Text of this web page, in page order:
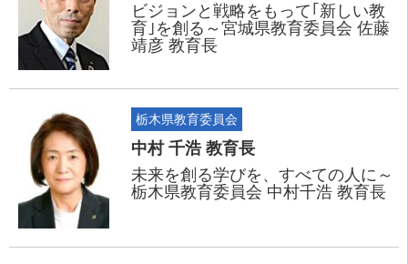
ビジョンと戦略をもって｢新しい教
育｣を創る～宮城県教育委員会 佐藤
靖彦 教育長
栃木県教育委員会
中村 千浩 教育長
未来を創る学びを、すべての人に～
栃木県教育委員会 中村千浩 教育長